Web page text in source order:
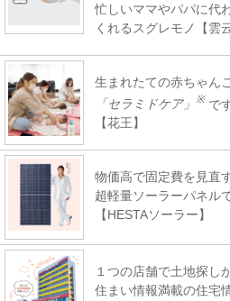
忙しいママやパパに代
くれるスグレモノ【雲
生まれたての赤ちゃん
「セラミドケア」
※ で
【花王】
物価高で固定費を見直
超軽量ソーラーパネル
【HESTAソーラー】
１つの店舗で土地探し
住まい情報満載の住宅